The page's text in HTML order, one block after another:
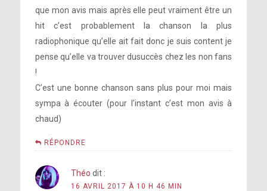
que mon avis mais après elle peut vraiment être un
hit c’est probablement la chanson la plus
radiophonique qu’elle ait fait donc je suis content je
pense qu’elle va trouver dusuccès chez les non fans
!
C’est une bonne chanson sans plus pour moi mais
sympa à écouter (pour l’instant c’est mon avis à
chaud)
RÉPONDRE
Théo dit :
16 AVRIL 2017 À 10 H 46 MIN